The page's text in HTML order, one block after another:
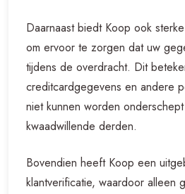
Daarnaast biedt Koop ook
om ervoor te zorgen dat uw
tijdens de overdracht. Dit
creditcardgegevens en andere
niet kunnen worden
kwaadwillende derden.
Bovendien heeft Koop een
klantverificatie, waardoor alleen